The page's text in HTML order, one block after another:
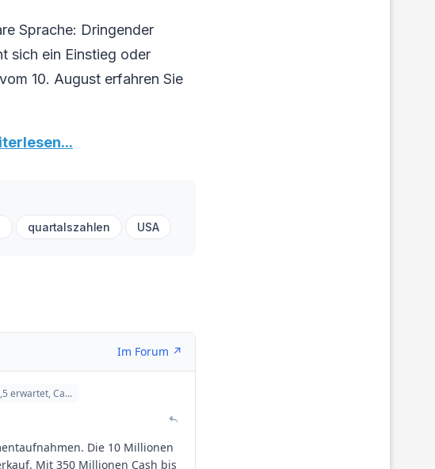
Sprache: Dringender
sich ein Einstieg oder
10. August erfahren Sie
quartalszahlen USA